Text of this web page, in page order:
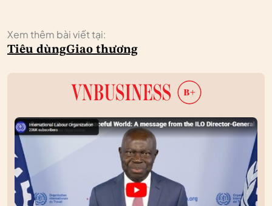
Xem thêm bài viết tại:
Tiêu dùngGiao thương